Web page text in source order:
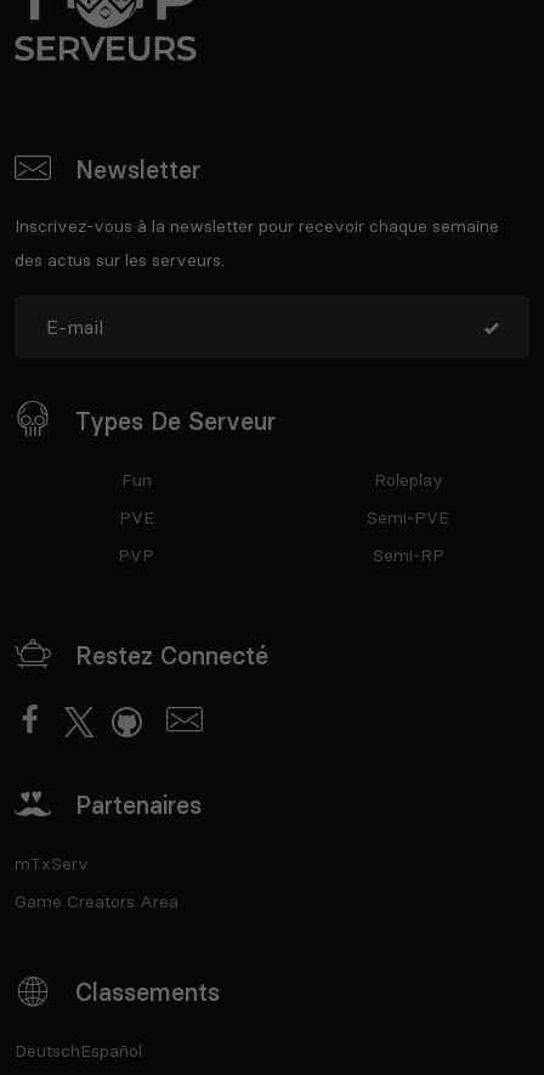
Newsletter
Inscrivez-vous à la newsletter pour recevoir chaque semaine
des actus sur les serveurs.
Types De Serveur
Fun
PVE
PVP
Roleplay
Semi-PVE
Semi-RP
Restez Connecté
Partenaires
mTxServ
Game Creators Area
Classements
DeutschEspañol